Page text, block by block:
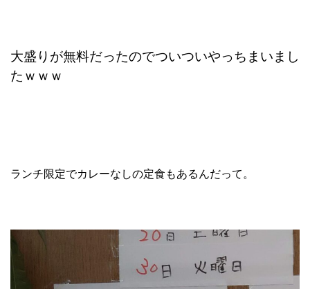
大盛りが無料だったのでついついやっちまいまし
たｗｗｗ
ランチ限定でカレーなしの定食もあるんだって。